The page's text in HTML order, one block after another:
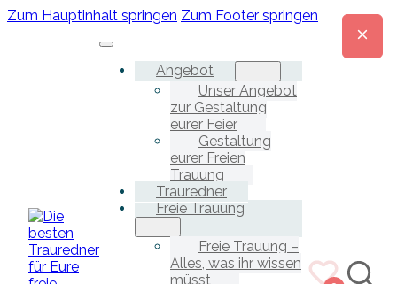
Zum Hauptinhalt springen Zum Footer springen
Angebot
Unser Angebot
zur Gestaltung
eurer Feier
Gestaltung
eurer Freien
Trauung
Trauredner
Freie Trauung
Freie Trauung –
Alles, was ihr wissen
müsst